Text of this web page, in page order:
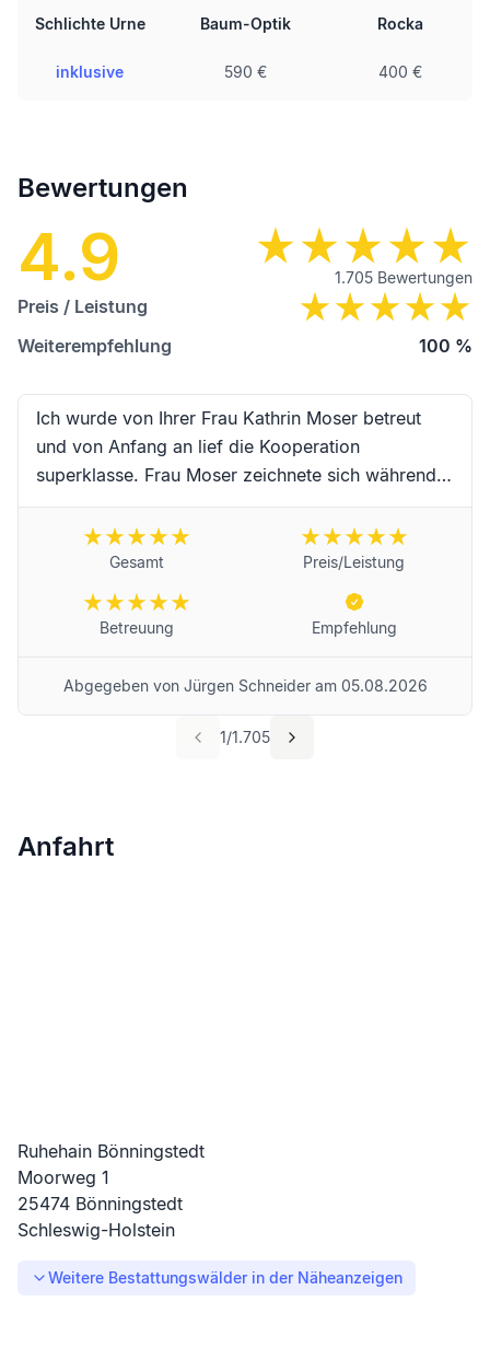
Schlichte Urne
inklusive
Baum-Optik
590 €
Rocka
400 €
Bewertungen
4.9 1.705 Bewertungen
Preis / Leistung
Weiterempfehlung
100 %
1/1.705
Ich wurde von Ihrer Frau Kathrin Moser betreut
und von Anfang an lief die Kooperation
superklasse. Frau Moser zeichnete sich während
der Begleitung durch hervorragende Kompetenz,
erstklassige Zuverlässigkeit, Schnelligkeit und
absoluter Freundlichkeit sowie
Einfühlungsvermögen aus. Vielen Dank an Frau
Moser und das Team für die erstklassige
Zeit. Für Frau Moser und das Unternehmen
selbstredend weiterempfehlen! Beste Grüße aus
Gesamt Preis/Leistung
Betreuung Empfehlung
Abgegeben von Jürgen Schneideram 05.08.2026
Anfahrt
Ruhehain Bönningstedt
Moorweg 1
25474 Bönningstedt
Schleswig-Holstein
Weitere Bestattungswälder in der Näheanzeigen